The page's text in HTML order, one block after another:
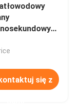
o mocy
się z